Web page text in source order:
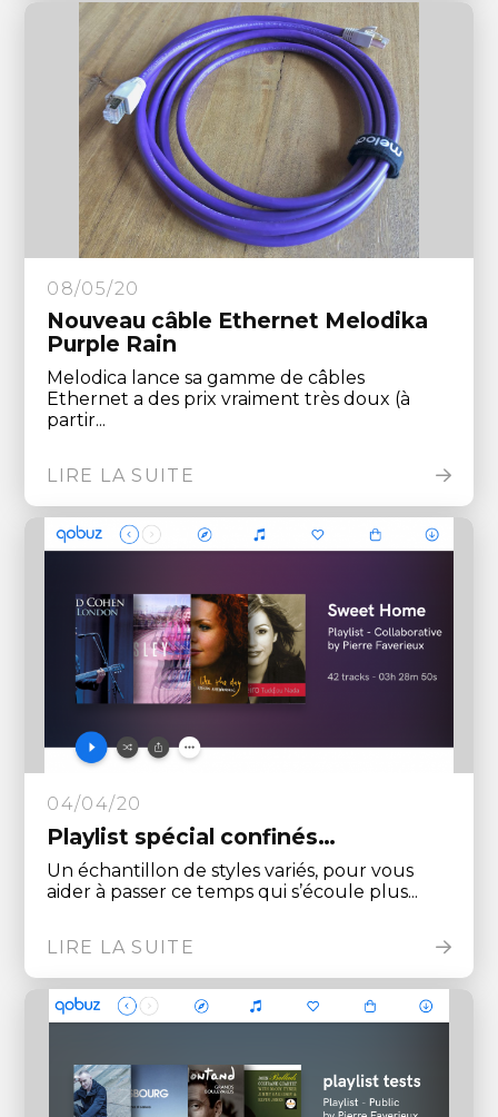
08/05/20
Nouveau câble Ethernet Melodika
Purple Rain
Melodica lance sa gamme de câbles
Ethernet a des prix vraiment très doux (à
partir...
LIRE LA SUITE
04/04/20
Playlist spécial confinés…
Un échantillon de styles variés, pour vous
aider à passer ce temps qui s’écoule plus...
LIRE LA SUITE